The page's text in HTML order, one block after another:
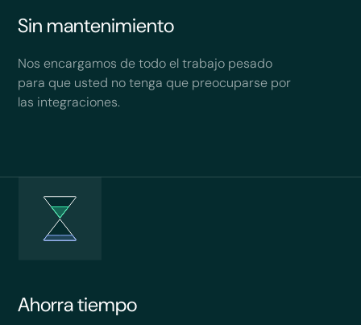
Sin mantenimiento
Nos encargamos de todo el trabajo pesado
para que usted no tenga que preocuparse por
las integraciones.
Ahorra tiempo